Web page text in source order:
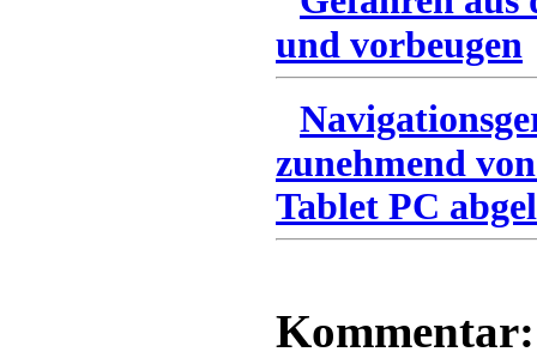
und vorbeugen
zunehmend
Tablet PC
Kommentar: